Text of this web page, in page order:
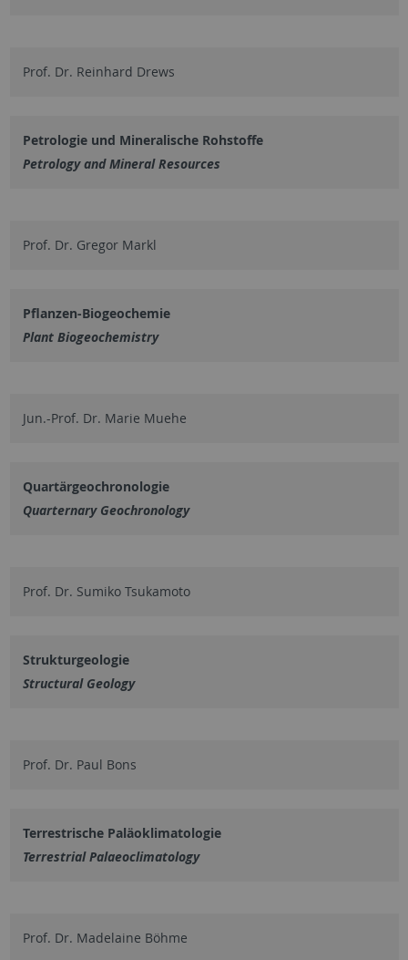
Prof. Dr. Reinhard Drews
Petrologie und Mineralische Rohstoffe
Petrology and Mineral Resources
Prof. Dr. Gregor Markl
Pflanzen-Biogeochemie
Plant Biogeochemistry
Jun.-Prof. Dr. Marie Muehe
Quartärgeochronologie
Quarternary Geochronology
Prof. Dr. Sumiko Tsukamoto
Strukturgeologie
Structural Geology
Prof. Dr. Paul Bons
Terrestrische Paläoklimatologie
Terrestrial Palaeoclimatology
Prof. Dr. Madelaine Böhme